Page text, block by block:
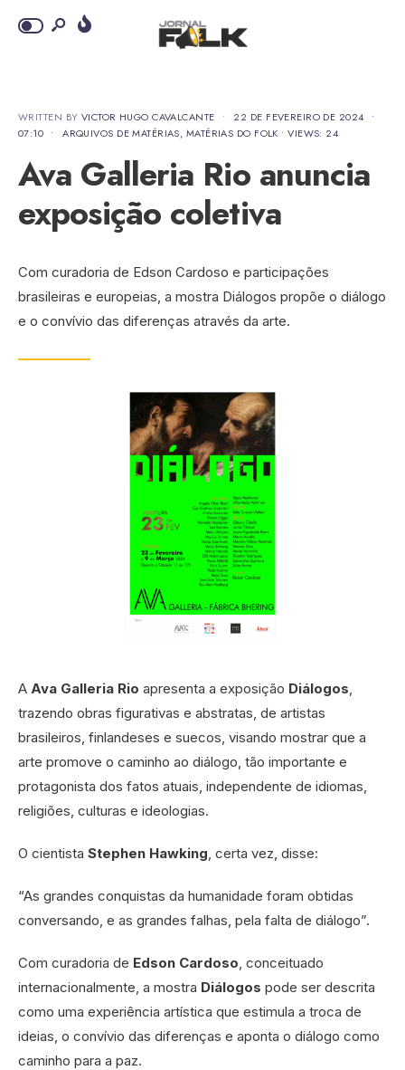
WRITTEN BY VICTOR HUGO CAVALCANTE • 22 DE FEVEREIRO DE 2024 •
07:10 • ARQUIVOS DE MATÉRIAS, MATÉRIAS DO FOLK •VIEWS: 24
Ava Galleria Rio anuncia
exposição coletiva
Com curadoria de Edson Cardoso e participações
brasileiras e europeias, a mostra Diálogos propõe o diálogo
e o convívio das diferenças através da arte.
A Ava Galleria Rio apresenta a exposição Diálogos
trazendo obras figurativas e abstratas, de artistas
brasileiros, finlandeses e suecos, visando mostrar que a
arte promove o caminho ao diálogo, tão importante e
protagonista dos fatos atuais, independente de idiomas,
religiões, culturas e ideologias.
O cientista Stephen Hawking , certa vez, disse:
“As grandes conquistas da humanidade foram obtidas
conversando, e as grandes falhas, pela falta de diálogo”.
Com curadoria de Edson Cardoso , conceituado
internacionalmente, a mostra Diálogos pode ser descrita
como uma experiência artística que estimula a troca de
ideias, o convívio das diferenças e aponta o diálogo como
caminho para a paz.